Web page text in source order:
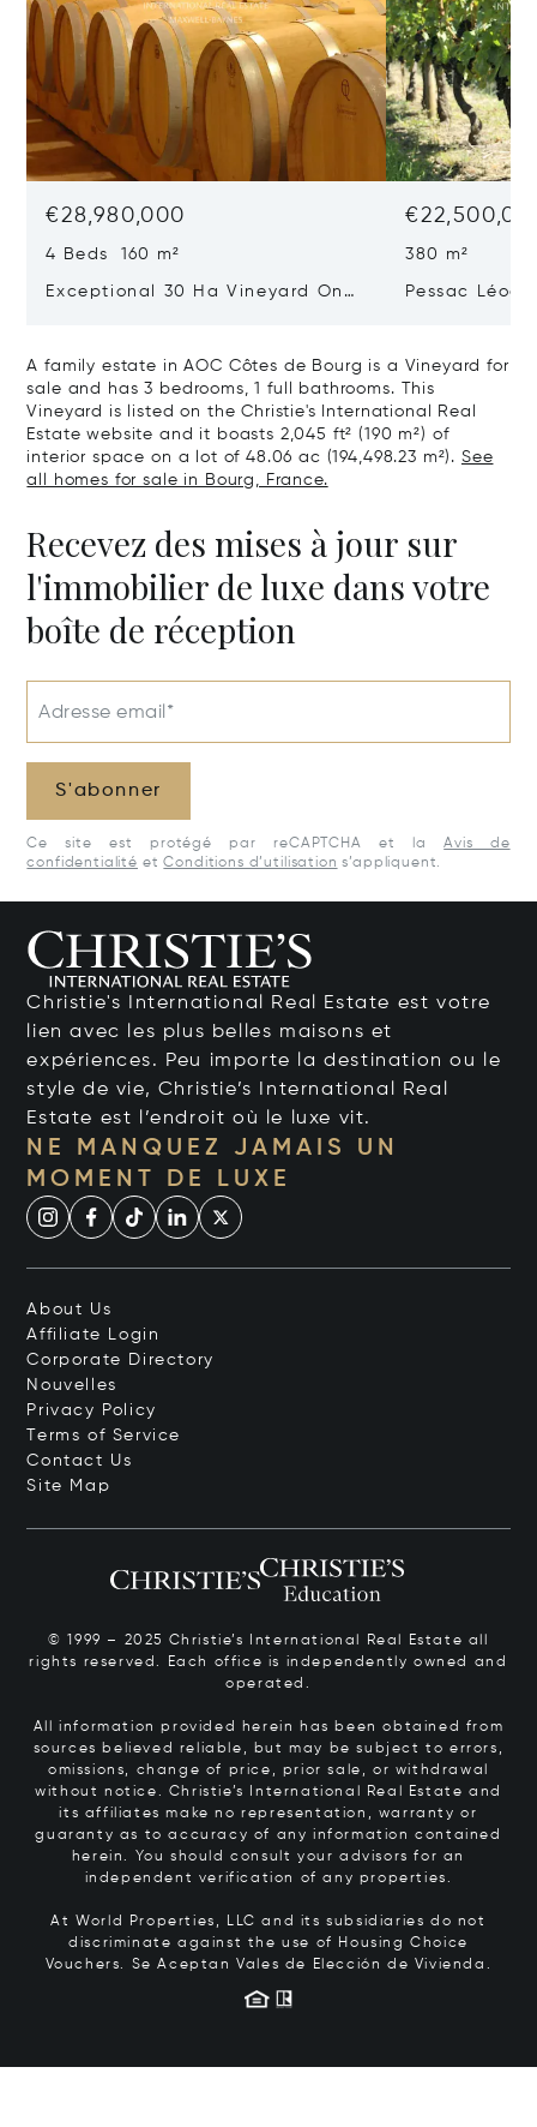
€28,980,000
4 Beds 160 m²
Exceptional 30 Ha Vineyard On
380 m²
Pessac
A family estate in AOC Côtes de Bourg is a Vineyard for
sale and has 3 bedrooms, 1 full bathrooms. This
Vineyard is listed on the Christie's International Real
Estate website and it boasts 2,045 ft² (190 m²) of
interior space on a lot of 48.06 ac (194,498.23 m²). See
all homes for sale in Bourg, France.
Recevez des mises à jour sur
l'immobilier de luxe dans votre
boîte de réception
Adresse email*
S'abonner
Ce site est protégé par reCAPTCHA et la
Avis de
confidentialité etConditions d’utilisation s’appliquent.
Christie's International Real Estate est votre
lien avec les plus belles maisons et
expériences. Peu importe la destination ou le
style de vie, Christie’s International Real
Estate est l’endroit où le luxe vit.
NE MANQUEZ JAMAIS UN
MOMENT DE LUXE
About Us
Affiliate Login
Corporate Directory
Nouvelles
Privacy Policy
Terms of Service
Contact Us
Site Map
© 1999 – 2025 Christie’s International Real Estate all
rights reserved. Each office is independently owned and
operated.
All information provided herein has been obtained from
sources believed reliable, but may be subject to errors,
omissions, change of price, prior sale, or withdrawal
without notice. Christie’s International Real Estate and
its affiliates make no representation, warranty or
guaranty as to accuracy of any information contained
herein. You should consult your advisors for an
independent verification of any properties.
At World Properties, LLC and its subsidiaries do not
discriminate against the use of Housing Choice
Vouchers. Se Aceptan Vales de Elección de Vivienda.